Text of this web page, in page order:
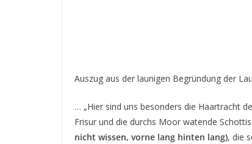
Auszug aus der launigen Begründung der
… „Hier sind uns besonders die Haartracht
Frisur und die durchs Moor watende
nicht wissen, vorne lang hinten lang), die